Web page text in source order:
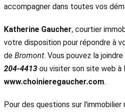
accompagner dans toutes vos
Katherine Gaucher, courtier
votre disposition pour répondre à
de Bromont. Vous pouvez la
204-4413 ou visiter son site web à
www.choinieregaucher.com.
Pour des questions sur